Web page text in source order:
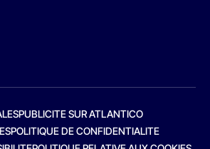
PUBLICITE SUR ATLANTICO
POLITIQUE DE CONFIDENTIALITE